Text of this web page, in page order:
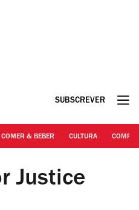
SUBSCREVER
COMER & BEBER CULTURA
Justice